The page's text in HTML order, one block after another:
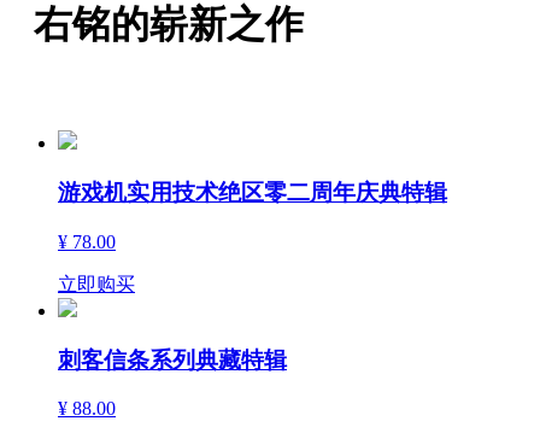
右铭的崭新之作
游戏机实用技术绝区零二周年庆典特辑
¥ 78.00
立即购买
刺客信条系列典藏特辑
¥ 88.00